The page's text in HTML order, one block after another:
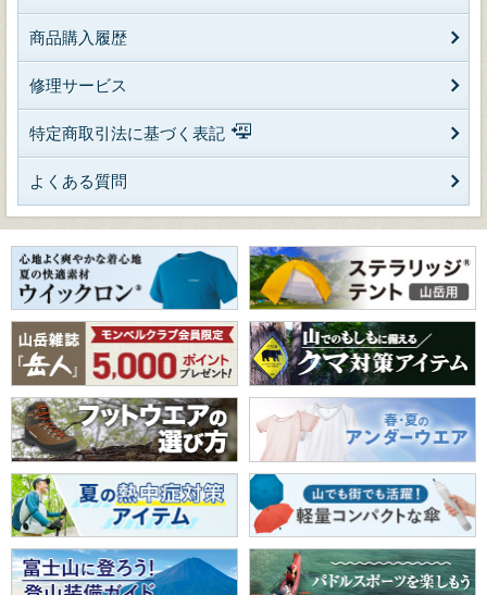
商品購入履歴
修理サービス
特定商取引法に基づく表記
よくある質問